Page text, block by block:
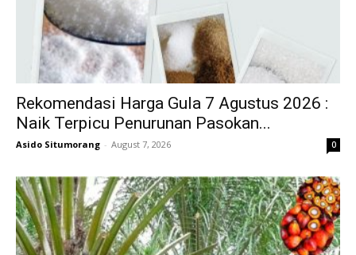
Rekomendasi Harga Gula 7 Agustus 2026 :
Naik Terpicu Penurunan Pasokan...
Asido Situmorang - August 7, 2026 0